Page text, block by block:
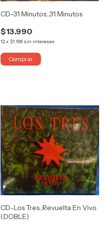
CD-31 Minutos...31 Minutos
$13.990
12x $1.166 sin intereses
CD-Los Tres...Revuelta En Vivo
(DOBLE)